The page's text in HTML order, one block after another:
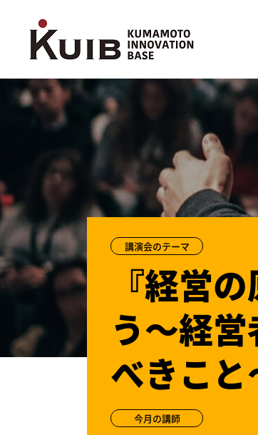
講演会のテーマ
『経営
う～経
べきこと
今月の講師